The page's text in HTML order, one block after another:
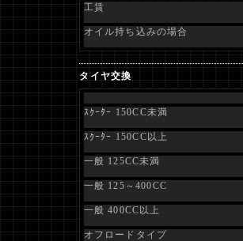
工賃
オイル持ち込みの場合
タイヤ交換
ｽｸｰﾀｰ 150CC未満
ｽｸｰﾀｰ 150CC以上
一般 125CC未満
一般 125～400CC
一般 400CC以上
オフロードタイプ